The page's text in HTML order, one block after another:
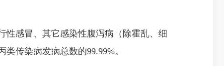
感冒、其它感染性腹泻病（除霍乱、细
传染病发病总数的99.99%。